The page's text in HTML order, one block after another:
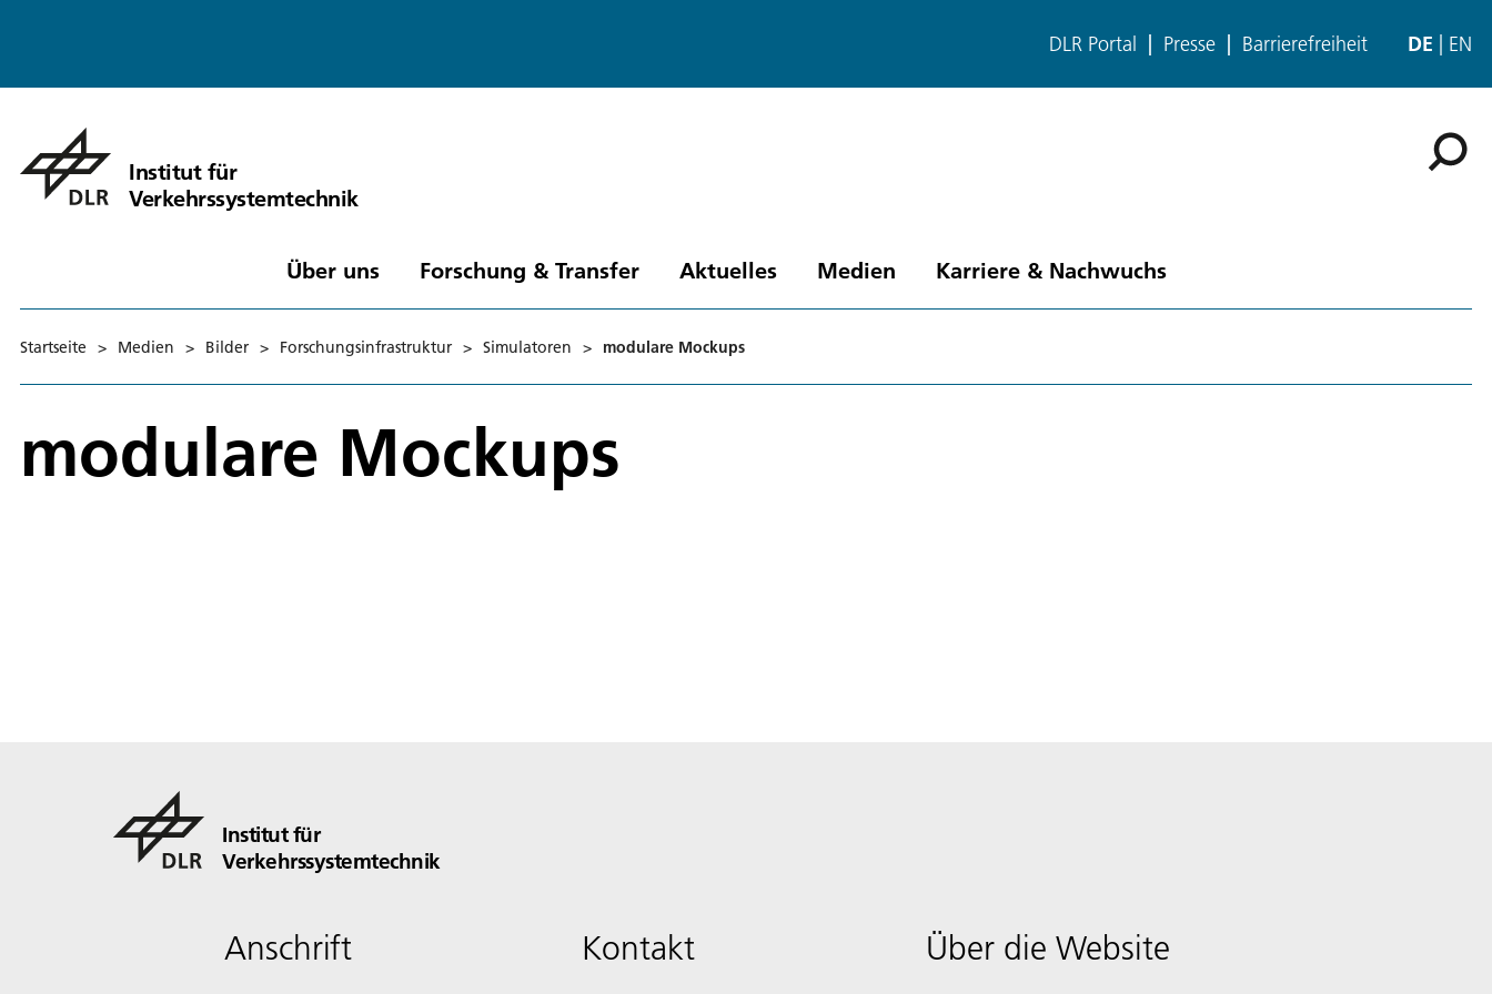
DLR Portal Presse Barrierefreiheit DE EN
Institut für
Verkehrssystemtechnik
Über uns Forschung & Transfer Aktuelles Medien Karriere & Nachwuchs
Startseite > Medien > Bilder > Forschungsinfrastruktur > Simulatoren > modulare Mockups
modulare Mockups
Institut für
Verkehrssystemtechnik
Anschrift Kontakt Über die Website